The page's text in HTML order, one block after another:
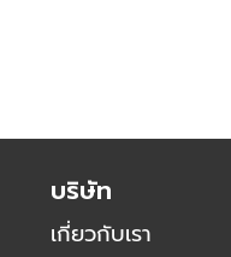
บริษัท
เกี่ยวกับเรา